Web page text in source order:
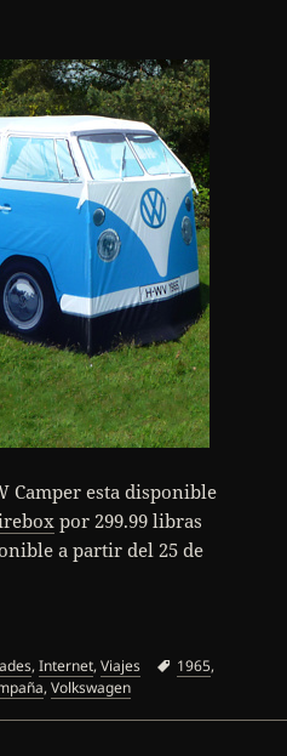
Camper esta disponible
por 299.99 libras
a partir del 25 de
,Internet,Viajes Etiquetas
1965,
,Volkswagen